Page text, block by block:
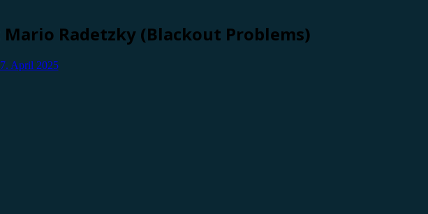
Radetzky (Blackout Problems)
7. April 2025